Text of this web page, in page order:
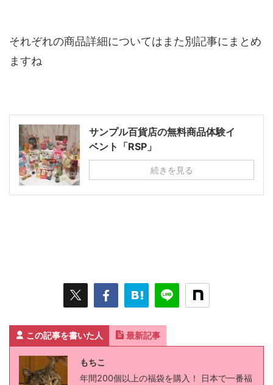
それぞれの商品詳細についてはまた別記事にまとめ
ますね
サンプル百貨店の無料商品体験イ
ベント「RSP」
続きを見る
この記事を書いた人 最新記事
もちこ
年間200個以上の福袋を購入！ 日本で一番福